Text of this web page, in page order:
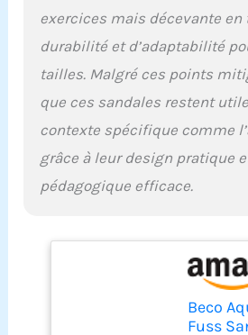
exercices mais décevante en
durabilité et d’adaptabilité
tailles. Malgré ces points
que ces sandales restent
contexte spécifique comme
grâce à leur design pratique
pédagogique efficace.
Beco
Fuss